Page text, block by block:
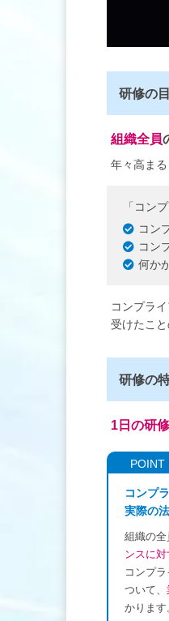
研修の
組織全員
年々高ま
「コン
コン
コン
何か
コンプラ
受けたこ
研修の
1日の研修
POINT
コンプ
実際の
組織の全
ンスに
コンプ
ついて、
かります